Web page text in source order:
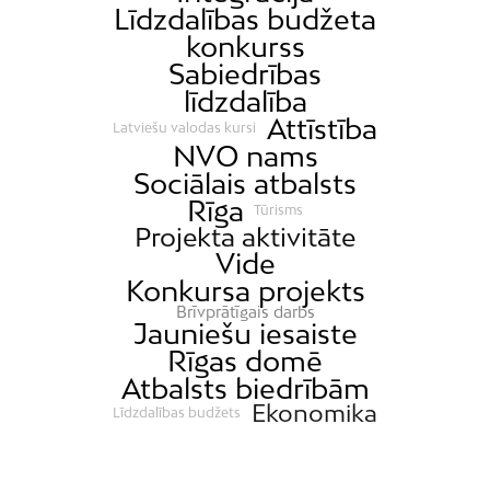
Līdzdalības budžeta
konkurss
Sabiedrības
līdzdalība
Latviešu valodas kursi
Attīstība
NVO nams
Sociālais atbalsts
Rīga
Tūrisms
Projekta aktivitāte
Vide
Konkursa projekts
Brīvprātīgais darbs
Jauniešu iesaiste
Rīgas domē
Atbalsts biedrībām
Līdzdalības budžets Ekonomika